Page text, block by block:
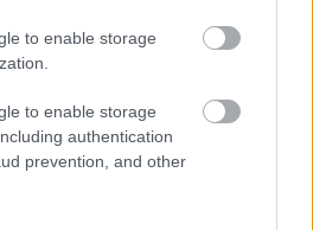
to enable storage
to enable storage
authentication
prevention, and other
légiós iihf hári watson